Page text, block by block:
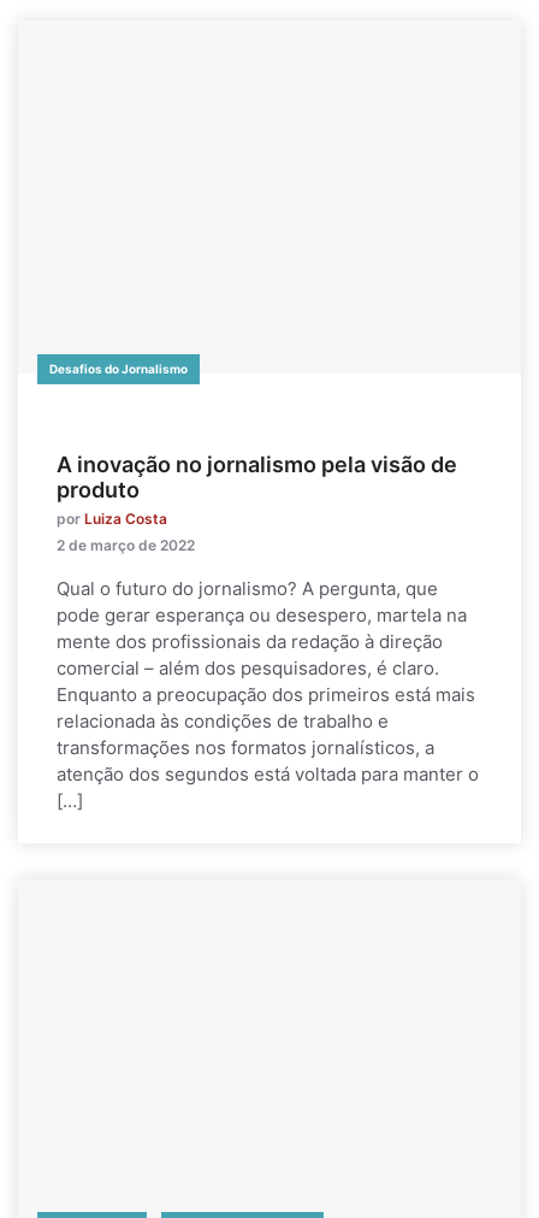
Desafios do Jornalismo
A inovação no jornalismo pela visão de
produto
por Luiza Costa
2 de março de 2022
Qual o futuro do jornalismo? A pergunta, que
pode gerar esperança ou desespero, martela na
mente dos profissionais da redação à direção
comercial – além dos pesquisadores, é claro.
Enquanto a preocupação dos primeiros está mais
relacionada às condições de trabalho e
transformações nos formatos jornalísticos, a
atenção dos segundos está voltada para manter o
[…]